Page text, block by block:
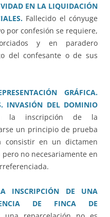
EN LA LIQUIDACIÓN
Fallecido el cónyuge
por confesión se requiere,
y en paradero
del confesante o de sus
GRÁFICA.
INVASIÓN DEL DOMINIO
la inscripción de la
un principio de prueba
consistir en un dictamen
no necesariamente en
INSCRIPCIÓN DE UNA
DE FINCA DE